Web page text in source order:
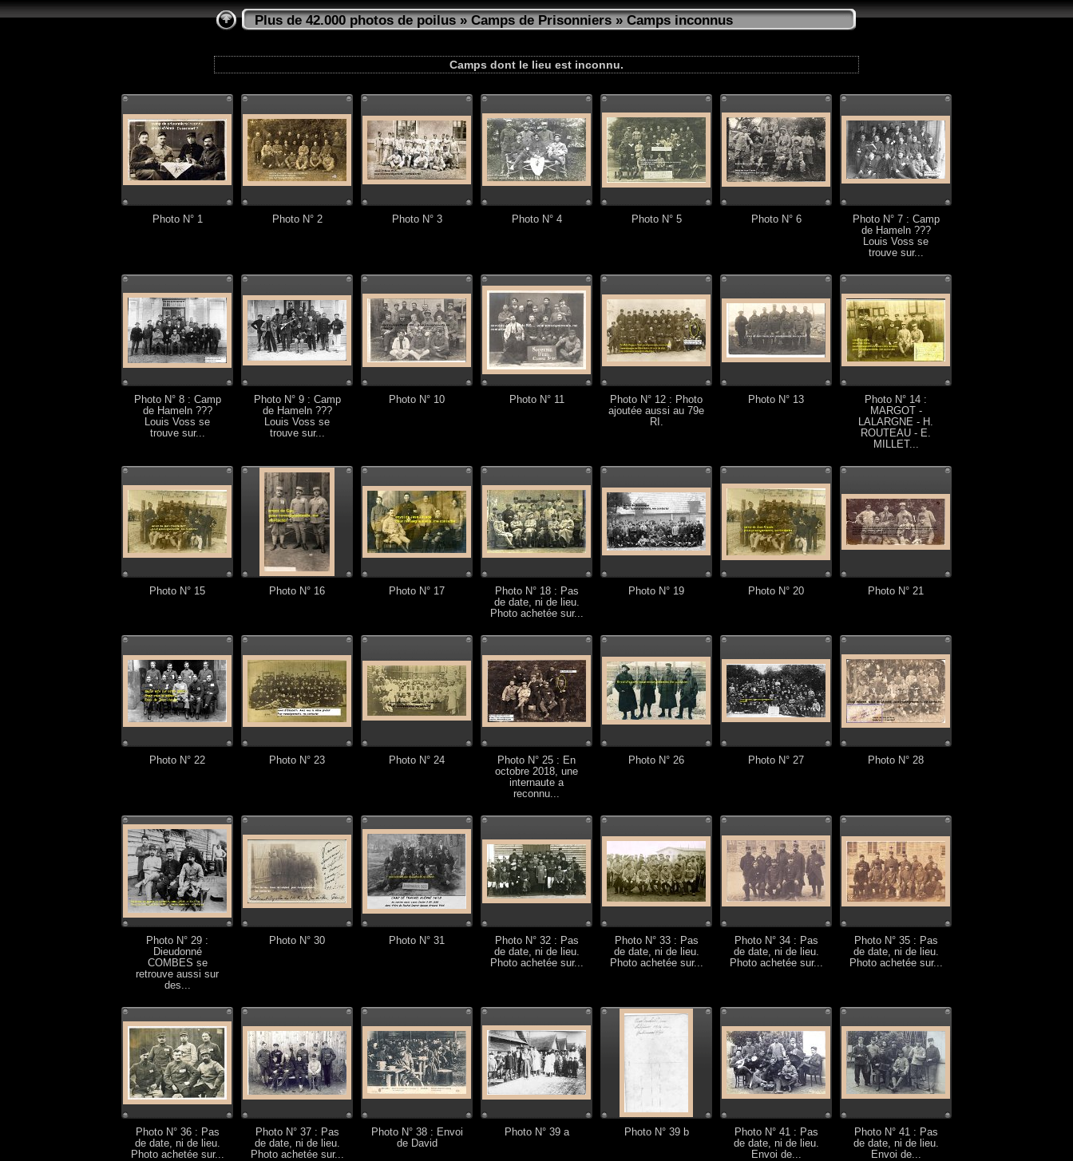
Plus de 42.000 photos de poilus»Camps de Prisonniers» Camps inconnus
Camps dont le lieu est inconnu.
Photo N° 1 Photo N° 2 Photo N° 3 Photo N° 4 Photo N° 5 Photo N° 6
Photo N° 7 : Camp
de Hameln ???
Louis Voss se
trouve sur...
Photo N° 8 : Camp
de Hameln ???
Louis Voss se
trouve sur...
Photo N° 9 : Camp
de Hameln ???
Louis Voss se
trouve sur...
Photo N° 10 Photo N° 11
Photo N° 12 : Photo
ajoutée aussi au 79e
RI.
Photo N° 13
Photo N° 14 :
MARGOT -
LALARGNE - H.
ROUTEAU - E.
MILLET...
Photo N° 15 Photo N° 16 Photo N° 17
Photo N° 18 : Pas
de date, ni de lieu.
Photo achetée sur...
Photo N° 19 Photo N° 20 Photo N° 21
Photo N° 22 Photo N° 23 Photo N° 24
Photo N° 25 : En
octobre 2018, une
internaute a
reconnu...
Photo N° 26 Photo N° 27 Photo N° 28
Photo N° 29 :
Dieudonné
COMBES se
retrouve aussi sur
des...
Photo N° 30 Photo N° 31
Photo N° 32 : Pas
de date, ni de lieu.
Photo achetée sur...
Photo N° 33 : Pas
de date, ni de lieu.
Photo achetée sur...
Photo N° 34 : Pas
de date, ni de lieu.
Photo achetée sur...
Photo N° 35 : Pas
de date, ni de lieu.
Photo achetée sur...
Photo N° 36 : Pas
de date, ni de lieu.
Photo achetée sur...
Photo N° 37 : Pas
de date, ni de lieu.
Photo achetée sur...
Photo N° 38 : Envoi
de David
Photo N° 39 a Photo N° 39 b
Photo N° 41 : Pas
de date, ni de lieu.
Envoi de...
Photo N° 41 : Pas
de date, ni de lieu.
Envoi de...